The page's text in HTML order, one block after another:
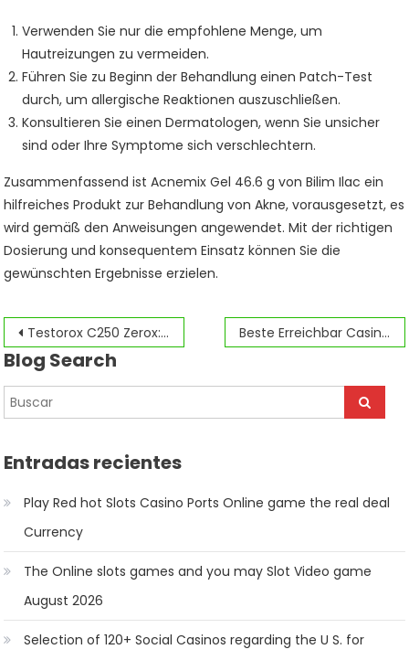
Verwenden Sie nur die empfohlene Menge, um
Hautreizungen zu vermeiden.
Führen Sie zu Beginn der Behandlung einen Patch-Test
durch, um allergische Reaktionen auszuschließen.
Konsultieren Sie einen Dermatologen, wenn Sie unsicher
sind oder Ihre Symptome sich verschlechtern.
Zusammenfassend ist Acnemix Gel 46.6 g von Bilim Ilac ein
hilfreiches Produkt zur Behandlung von Akne, vorausgesetzt, es
wird gemäß den Anweisungen angewendet. Mit der richtigen
Dosierung und konsequentem Einsatz können Sie die
gewünschten Ergebnisse erzielen.
Navegación
de
entradas
Testorox C250 Zerox: Potenciando el Culturismo de Forma Efectiva Beste Erreichbar Casinos 2026 Legale Anbieter within Land der Hexbreaker 3 Slot dichter und denker
Blog Search
Entradas recientes
Play Red hot Slots Casino Ports Online game the real deal
Currency
The Online slots games and you may Slot Video game
August 2026
Selection of 120+ Social Casinos regarding the U S. for